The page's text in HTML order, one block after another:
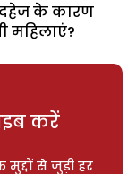
के कारण
महिलाएं?
करें
से जुड़ी हर